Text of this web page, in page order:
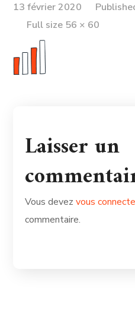
13 février 2020
Full
size
Full size 56 × 60
Laisser un
Vous devezvous
commentaire.